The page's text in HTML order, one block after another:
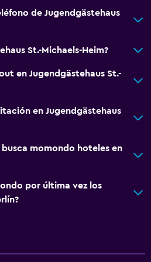
de Jugendgästehaus
St.-Michaels-Heim?
en Jugendgästehaus St.-
en Jugendgästehaus
momondo hoteles en
por última vez los